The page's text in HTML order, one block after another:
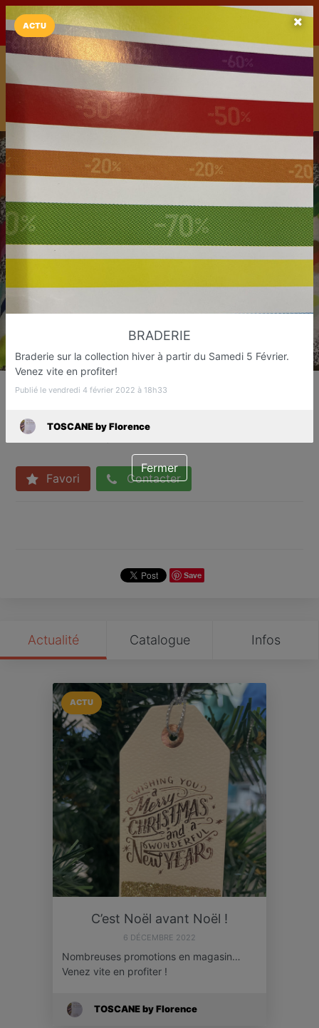
LaCarte LaCarte sur
Play Store
Installez l'App LaCarte
Téléchargez gratuitement l'app LaCarte pour suivre vos
commerces favoris et ne rien rater !
Télécharger
TOSCANE by Florence
femme
Fréjus
Favori Contacter
Save
Actualité Catalogue Infos
ACTU
C’est Noël avant Noël !
6 DÉCEMBRE 2022
Nombreuses promotions en magasin…
Venez vite en profiter !
TOSCANE by Florence
ACTU
BRADERIE
Braderie sur la collection hiver à partir du Samedi 5 Février.
Venez vite en profiter!
Publié le vendredi 4 février 2022 à 18h33
TOSCANE by Florence
Fermer